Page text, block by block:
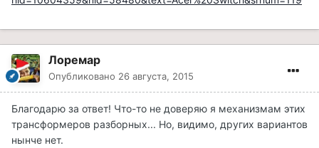
Лоремар
Опубликовано 26 августа, 2015
Благодарю за ответ! Что-то не доверяю я механизмам этих
трансформеров разборных... Но, видимо, других вариантов
нынче нет.